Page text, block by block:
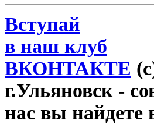
Вступай
в наш клуб
ВКОНТАКТЕ
г.Ульяновск -
нас вы найдете